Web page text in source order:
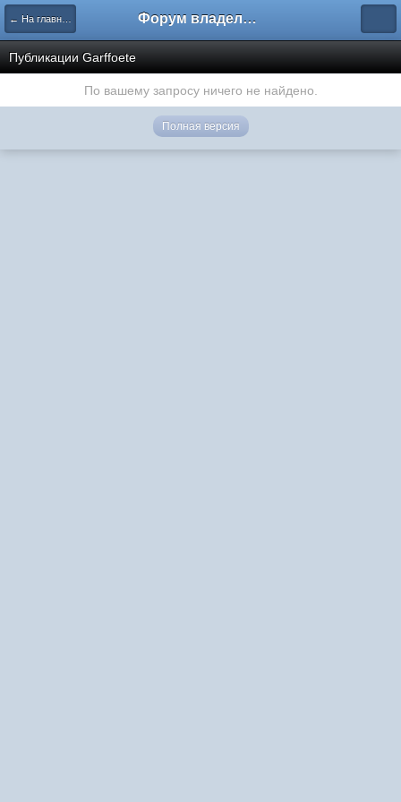
← На главную Форум владельцев интернет-магазинов
Публикации Garffoete
По вашему запросу ничего не найдено.
Полная версия